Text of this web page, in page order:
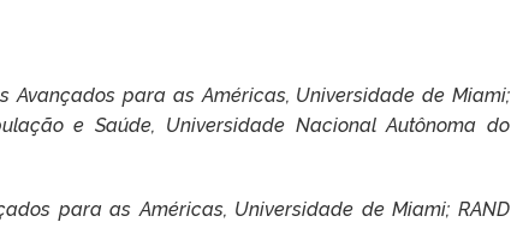
Avançados para as Américas, Universidade de Miami;
e Saúde, Universidade Nacional Autônoma do
para as Américas, Universidade de Miami; RAND